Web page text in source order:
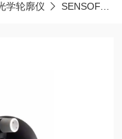
学轮廓仪 SENSOFAR共聚焦白光干涉仪